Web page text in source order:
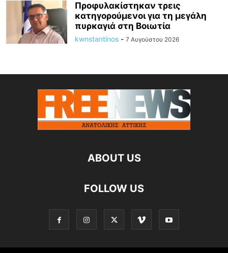
Προφυλακίστηκαν τρεις
κατηγορούμενοι για τη μεγάλη
πυρκαγιά στη Βοιωτία
kwnstantinos - 7 Αυγούστου 2026
ABOUT US
FOLLOW US